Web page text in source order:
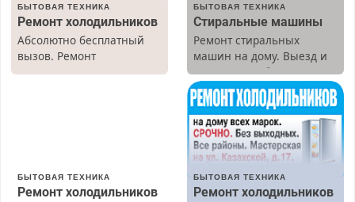
БЫТОВАЯ ТЕХНИКА
Ремонт холодильников
Абсолютно бесплатный
вызов. Ремонт
холодильников всех
БЫТОВАЯ ТЕХНИКА
Стиральные машины
Ремонт стиральных
машин на дому. Выезд и
диагностика бесплатно.
Предусмотрены скидки.
БЫТОВАЯ ТЕХНИКА
Ремонт холодильников
БЫТОВАЯ ТЕХНИКА
Ремонт холодильников